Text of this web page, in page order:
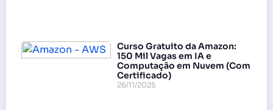
Curso Gratuito da Amazon:
150 Mil Vagas em IA e
Computação em Nuvem (Com
Certificado)
26/11/2025